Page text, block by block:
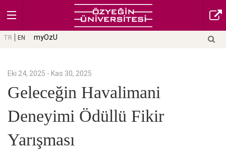
TR EN myOzU
Eki 24, 2025 - Kas 30, 2025
Geleceğin Havalimani
Deneyimi Ödüllü Fikir
Yarışması